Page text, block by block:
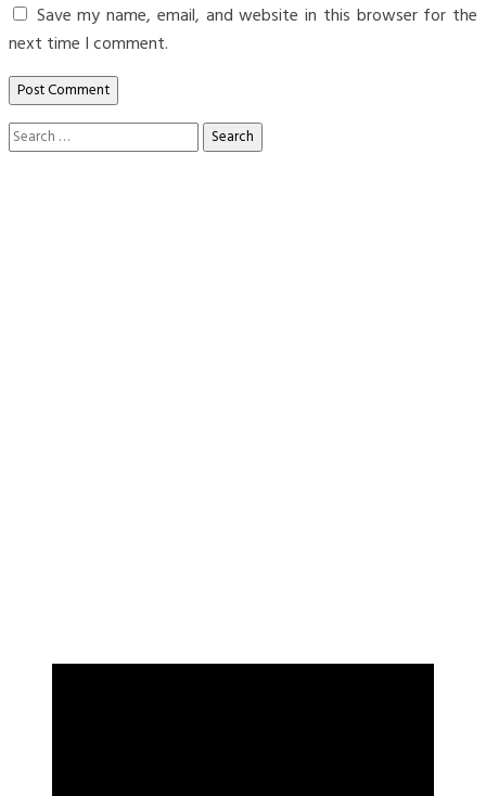
Save my name, email, and website in this browser for the
next time I comment.
Search